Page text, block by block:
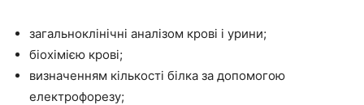
загальноклінічні аналізом крові і урини;
біохімією крові;
визначенням кількості білка за допомогою
електрофорезу;